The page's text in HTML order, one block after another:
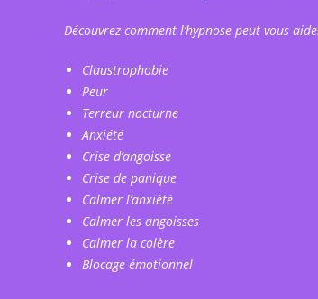
Découvrez comment l’hypnose peut vous
Claustrophobie
Peur
Terreur nocturne
Anxiété
Crise d’angoisse
Crise de panique
Calmer l’anxiété
Calmer les angoisses
Calmer la colère
Blocage émotionnel